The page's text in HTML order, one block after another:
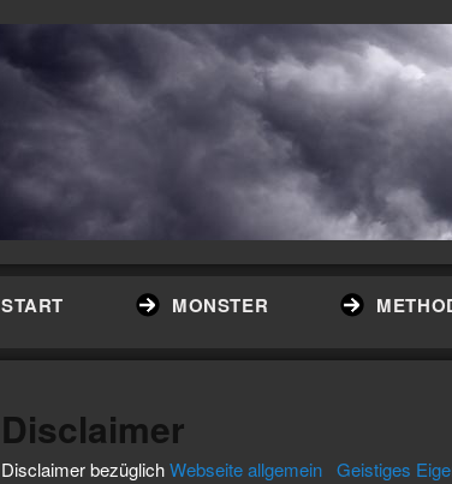
START MONSTER
Disclaimer
Disclaimer bezüglichWebseite allgemein Geistiges